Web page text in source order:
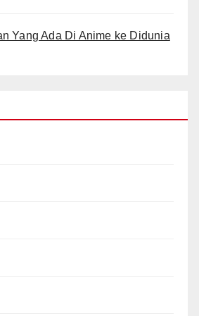
Yang Ada Di Anime ke Didunia